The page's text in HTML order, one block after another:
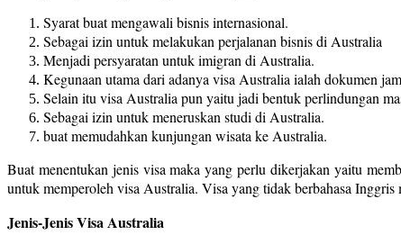
Syarat buat mengawali bisnis internasional.
Sebagai izin untuk melakukan perjalanan bisnis di Australia
Menjadi persyaratan untuk imigran di Australia.
Kegunaan utama dari adanya visa Australia ialah dokumen
Selain itu visa Australia pun yaitu jadi bentuk perlindungan
Sebagai izin untuk meneruskan studi di Australia.
buat memudahkan kunjungan wisata ke Australia.
Buat menentukan jenis visa maka yang perlu dikerjakan yaitu
untuk memperoleh visa Australia. Visa yang tidak berbahasa
Jenis-Jenis Visa Australia